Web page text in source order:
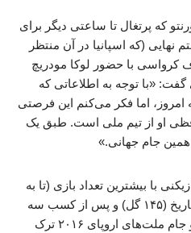
که پرتغال تا ساعتی دیگر برای
(که اسپانیا در آن منتظر
کرواسی با حضور لوکا مودریچ
«با توجه به اطلاعاتی که
امروز، اما فکر می‌کنم این فرصتی
او از تیم ملی است. طبق یک
جام جهانی.»
با بیشترین تعداد بازی (تا به
امروز ۲۳۲ بازی) و برترین گلزن تاریخ (۱۴۵ گل) و پس از کسب سه
عنوان قهرمانی: دو لیگ ملت‌ها و جام ملت‌های اروپای ۲۰۱۶ ترک